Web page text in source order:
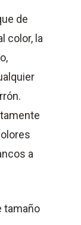
de
color, la
a
tamaño